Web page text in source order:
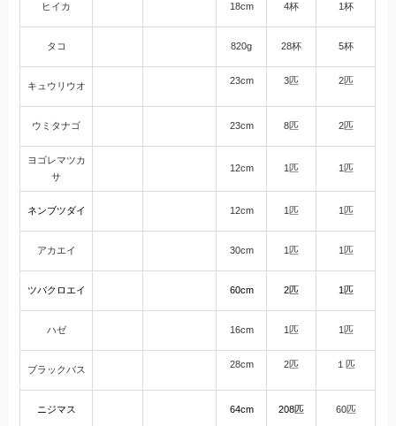
ヒイカ 18cm 4杯 1杯
タコ 820g 28杯 5杯
キュウリウオ 23cm 3匹 2匹
ウミタナゴ 23cm 8匹 2匹
ヨゴレマツカ
サ
12cm 1匹 1匹
ネンブツダイ 12cm 1匹 1匹
アカエイ 30cm 1匹 1匹
ツバクロエイ 60cm 2匹 1匹
ハゼ 16cm 1匹 1匹
ブラックバス 28cm 2匹 １匹
ニジマス 64cm 208匹 60匹